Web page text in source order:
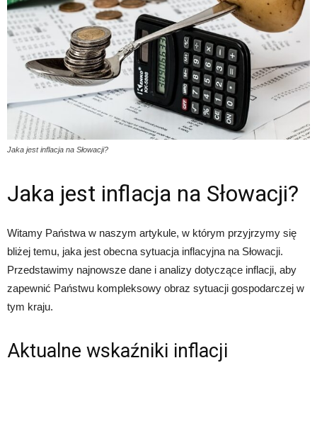
Jaka jest inflacja na Słowacji?
Jaka jest inflacja na Słowacji?
Witamy Państwa w naszym artykule, w którym przyjrzymy się
bliżej temu, jaka jest obecna sytuacja inflacyjna na Słowacji.
Przedstawimy najnowsze dane i analizy dotyczące inflacji, aby
zapewnić Państwu kompleksowy obraz sytuacji gospodarczej w
tym kraju.
Aktualne wskaźniki inflacji